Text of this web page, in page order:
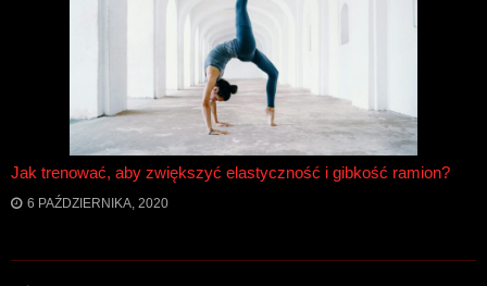
Jak trenować, aby zwiększyć elastyczność i gibkość ramion?
6 PAŹDZIERNIKA, 2020